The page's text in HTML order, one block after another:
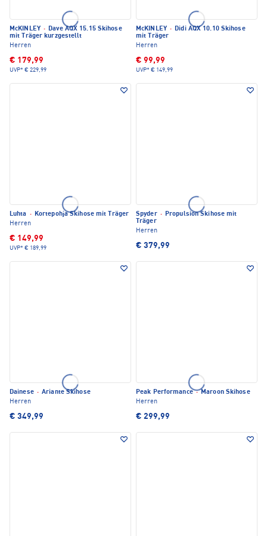
McKINLEY · Dave AQX 15.15 Skihose
mit Träger kurzgestellt
Herren
€ 179,99
UVP* € 229,99
McKINLEY · Didi AQX 10.10 Skihose
mit Träger
Herren
€ 99,99
UVP* € 149,99
Luhta · Kortepohja Skihose mit Träger
Herren
€ 149,99
UVP* € 189,99
Spyder · Propulsion Skihose mit
Träger
Herren
€ 379,99
Dainese · Ariante Skihose
Herren
€ 349,99
Peak Performance·Maroon Skihose
Herren
€ 299,99